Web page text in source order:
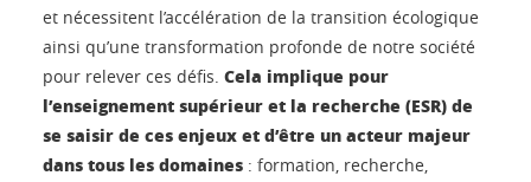
et nécessitent l’accélération de la transition écologique
ainsi qu’une transformation profonde de notre société
pour relever ces défis. Cela implique pour
l’enseignement supérieur et la recherche (ESR) de
se saisir de ces enjeux et d’être un acteur majeur
dans tous les domaines : formation, recherche,